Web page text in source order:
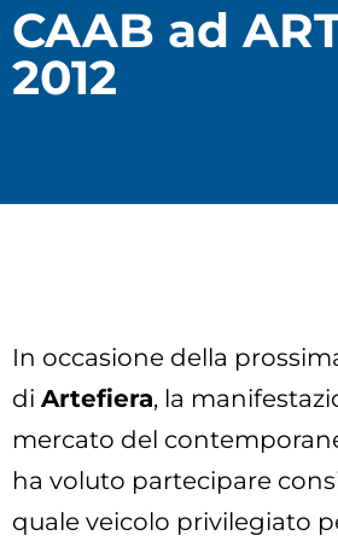
CAAB ad
2012
In occasione della
di Artefiera, la
mercato del
ha voluto partecipare
quale veicolo privilegiato